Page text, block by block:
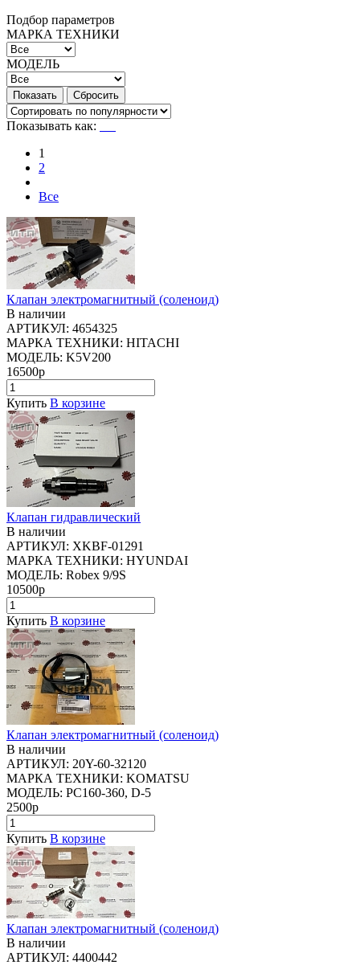
Подбор параметров
МАРКА ТЕХНИКИ
МОДЕЛЬ
Показывать как:
1
2
Все
Клапан электромагнитный (соленоид)
В наличии
АРТИКУЛ: 4654325
МАРКА ТЕХНИКИ: HITACHI
МОДЕЛЬ: K5V200
16500р
Купить В корзине
Клапан гидравлический
В наличии
АРТИКУЛ: XKBF-01291
МАРКА ТЕХНИКИ: HYUNDAI
МОДЕЛЬ: Robex 9/9S
10500р
Купить В корзине
Клапан электромагнитный (соленоид)
В наличии
АРТИКУЛ: 20Y-60-32120
МАРКА ТЕХНИКИ: KOMATSU
МОДЕЛЬ: PC160-360, D-5
2500р
Купить В корзине
Клапан электромагнитный (соленоид)
В наличии
АРТИКУЛ: 4400442